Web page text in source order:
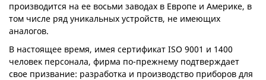
производится на ее восьми заводах в Европе и Америке, в
том числе ряд уникальных устройств, не имеющих
аналогов.
В настоящее время, имея сертификат ISO 9001 и 1400
человек персонала, фирма по-прежнему подтверждает
свое призвание: разработка и производство приборов для